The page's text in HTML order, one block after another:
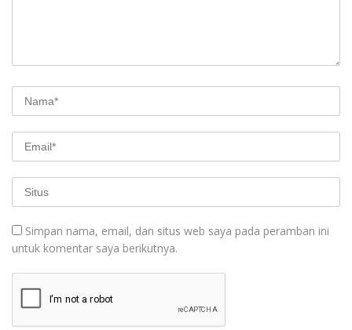
Simpan nama, email, dan situs web saya pada peramban ini
untuk komentar saya berikutnya.